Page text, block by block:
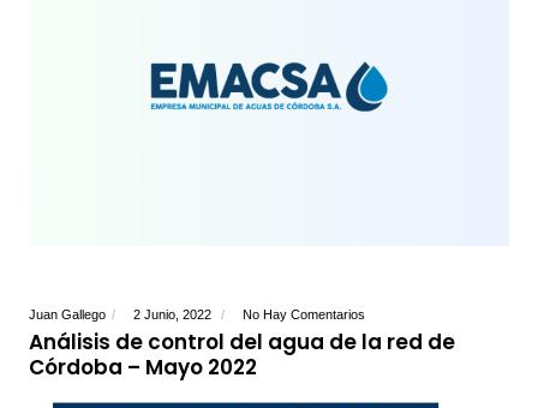
Juan Gallego 2 Junio, 2022 No Hay Comentarios
Análisis de control del agua de la red de
Córdoba – Mayo 2022